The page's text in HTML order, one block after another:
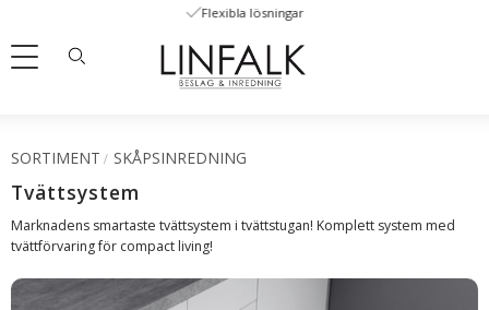
Meny
Flexibla lösningar
SORTIMENT SKÅPSINREDNING
Tvättsystem
Marknadens smartaste tvättsystem i tvättstugan! Komplett system med
tvättförvaring för compact living!